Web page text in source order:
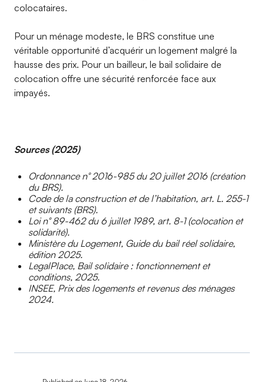
colocataires.
Pour un ménage modeste, le BRS constitue une
véritable opportunité d’acquérir un logement malgré la
hausse des prix. Pour un bailleur, le bail solidaire de
colocation offre une sécurité renforcée face aux
impayés.
Sources (2025)
Ordonnance n° 2016-985 du 20 juillet 2016 (création
du BRS).
Code de la construction et de l’habitation, art. L. 255-1
et suivants (BRS).
Loi n° 89-462 du 6 juillet 1989, art. 8-1 (colocation et
solidarité).
Ministère du Logement, Guide du bail réel solidaire,
édition 2025.
LegalPlace, Bail solidaire : fonctionnement et
conditions, 2025.
INSEE, Prix des logements et revenus des ménages
2024.